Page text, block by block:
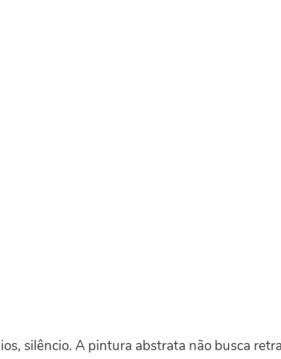
silêncio. A pintura abstrata não busca